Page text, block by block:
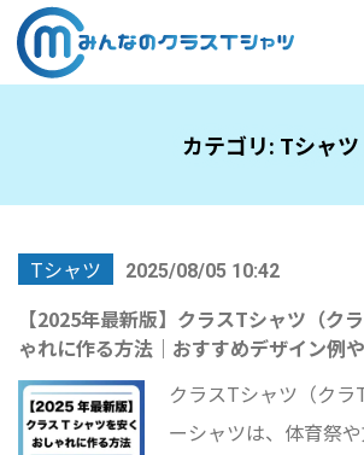
カテゴリ: Tシャツ
Tシャツ 2025/08/05 10:42
【2025年最新版】クラスTシャツ（ク
ゃれに作る方法｜おすすめデザイン例
クラスTシャツ（クラ
ーシャツは、体育祭や